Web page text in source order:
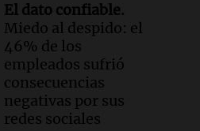
El dato confiable.
Miedo al despido: el
46% de los
empleados sufrió
consecuencias
negativas por sus
redes sociales